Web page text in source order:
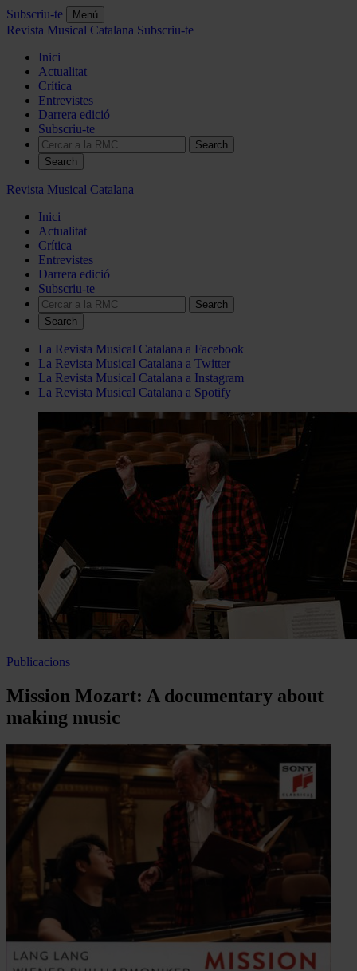
Subscriu-te Menú
Revista Musical Catalana Subscriu-te
Inici
Actualitat
Crítica
Entrevistes
Darrera edició
Subscriu-te
Search
Revista Musical Catalana
Inici
Actualitat
Crítica
Entrevistes
Darrera edició
Subscriu-te
Search
La Revista Musical Catalana a Facebook
La Revista Musical Catalana a Twitter
La Revista Musical Catalana a Instagram
La Revista Musical Catalana a Spotify
Publicacions
Mission Mozart: A documentary about
making music